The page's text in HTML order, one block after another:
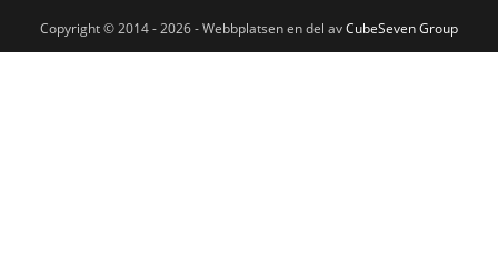
Copyright © 2014 - 2026 - Webbplatsen en del avCubeSeven Group